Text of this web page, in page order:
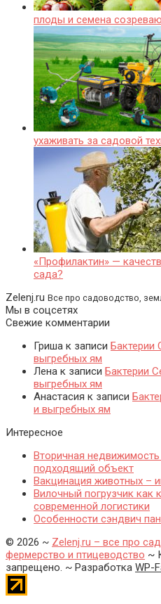
плоды и семена
ухаживать за садовой
«Профилактин» —
сада?
Zelenj.ru Все про садоводство,
Мы в соцсетях
Свежие комментарии
Гриша к записи Бактерии
выгребных ям
Лена к записи Бактерии
выгребных ям
Анастасия к записи
и выгребных ям
Интересное
Вторичная
подходящий объект
Вакцинация животных –
Вилочный погрузчик как
современной логистики
Особенности сэндвич
© 2026 ~ Zelenj.ru – все про
фермерство и птицеводство ~
запрещено. ~ Разработка WP-